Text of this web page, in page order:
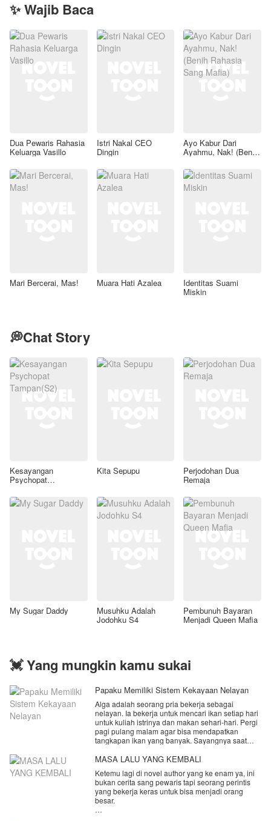
✨ Wajib Baca
Dua Pewaris Rahasia
Keluarga Vasillo
Istri Nakal CEO
Dingin
Ayo Kabur Dari
Ayahmu, Nak! (Benih
Mari Bercerai, Mas! Muara Hati Azalea Identitas Suami
Miskin
💭Chat Story
Kesayangan
Psychopat
Kita Sepupu Perjodohan Dua
Remaja
My Sugar Daddy Musuhku Adalah
Jodohku S4
Pembunuh Bayaran
Menjadi Queen Mafia
💓 Yang mungkin kamu sukai
Papaku Memiliki Sistem Kekayaan Nelayan
Alga adalah seorang pria bekerja sebagai
nelayan. Ia bekerja untuk mencari ikan setiap hari
untuk kuliah istrinya dan makan sehari-hari. Pergi
pagi pulang malam agar bisa mendapatkan
tangkapan ikan yang banyak. Sayangnya saat
malah selingkuh dengan CEO tempat ia bekerja
Istrinya malu mempunyai suami nelayan seperti
Alga dan akhirnya meminta cerai lalu menikah
dengan pria pilihannya itu.
MASA LALU YANG KEMBALI
Ketemu lagi di novel author yang ke enam ya, ini
bukan cerita sang pewaris tapi seorang perintis
yang bekerja keras untuk bisa menjadi orang
besar.